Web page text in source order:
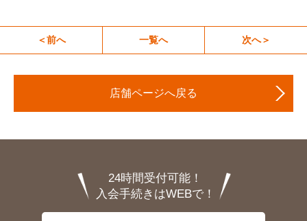
＜前へ 一覧へ 次へ＞
店舗ページへ戻る
24時間受付可能！
入会手続きはWEBで！